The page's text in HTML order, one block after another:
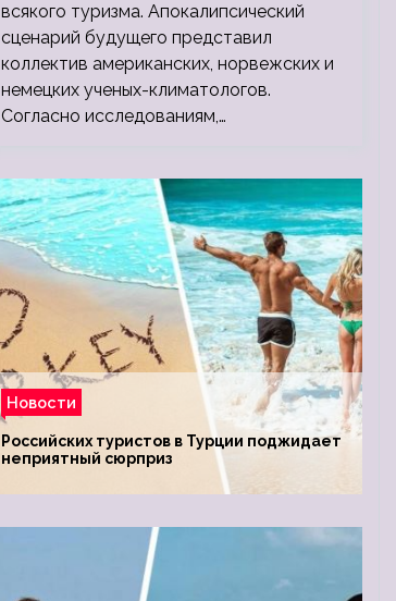
всякого туризма. Апокалипсический
сценарий будущего представил
коллектив американских, норвежских и
немецких ученых-климатологов.
Согласно исследованиям,…
Новости
Российских туристов в Турции поджидает
неприятный сюрприз